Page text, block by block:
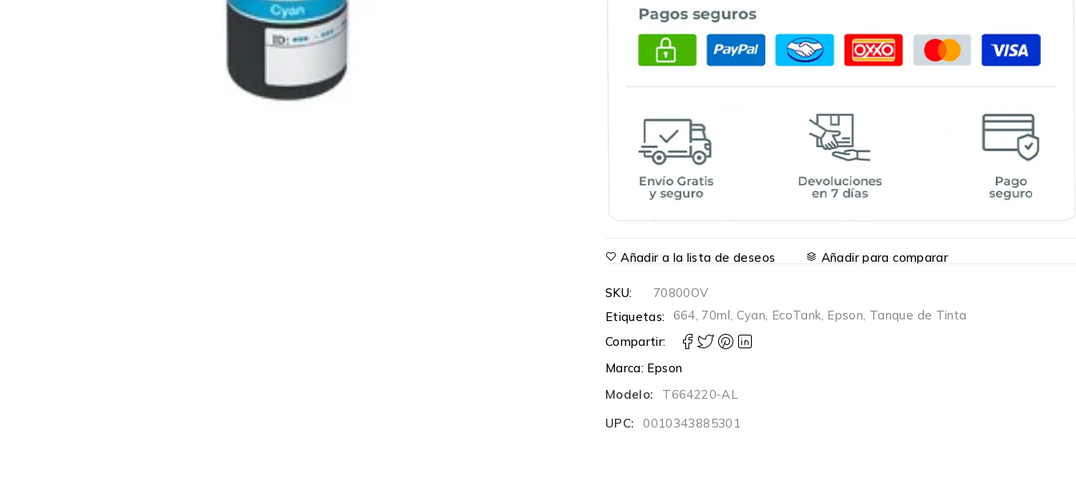
Añadir a la lista de deseos Añadir para comparar
SKU:
70800OV
Etiquetas:
664 70ml Cyan EcoTank Epson Tanque de Tinta
Compartir:
Marca: Epson
Modelo:
T664220-AL
UPC:
0010343885301